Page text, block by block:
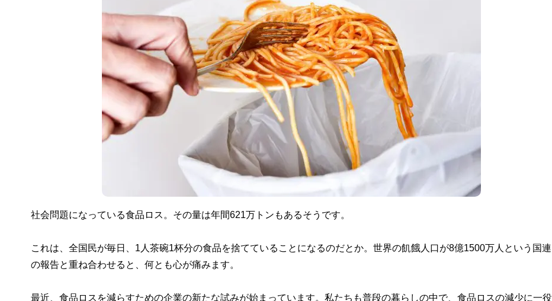
社会問題になっている食品ロス。その量は年間621万トンもあるそうです。
これは、全国民が毎日、1人茶碗1杯分の食品を捨てていることになるのだとか。世界の飢餓人口が8億1500万人という国連
の報告と重ね合わせると、何とも心が痛みます。
最近、食品ロスを減らすための企業の新たな試みが始まっています。私たちも普段の暮らしの中で、食品ロスの減少に一役